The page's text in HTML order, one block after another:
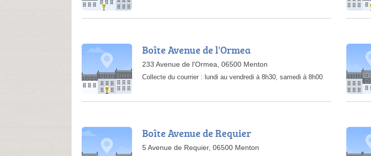
Boîte Avenue de l'Ormea
233 Avenue de l'Ormea, 06500 Menton
Collecte du courrier : lundi au vendredi à 8h30, samedi à 8h00
Boîte Avenue de Requier
5 Avenue de Requier, 06500 Menton